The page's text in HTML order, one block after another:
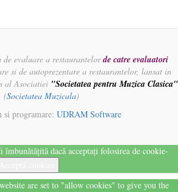
de evaluare a restaurantelorde catre evaluatori
si de autoprezentare a restaurantelor, lansat in
al Asociatiei "Societatea pentru Muzica Clasica"
(Societatea Muzicala)
si programare: UDRAM Software
îmbunătățită dacă acceptați folosirea de cookie-
are set to "allow cookies" to give you the